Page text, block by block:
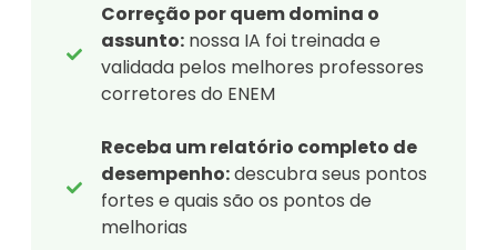
Correção por quem domina o
assunto:nossa IA foi treinada e
validada pelos melhores professores
corretores do ENEM
Receba um relatório completo de
desempenho:descubra seus pontos
fortes e quais são os pontos de
melhorias